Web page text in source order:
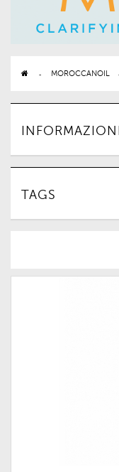
> MOROCCANOIL
INFORMAZIONI
TAGS